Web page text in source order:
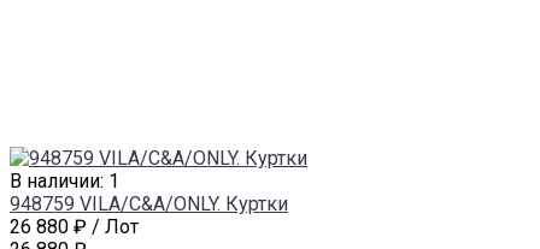
В наличии: 1
948759 VILA/C&A/ONLY. Куртки
26 880 ₽ / Лот